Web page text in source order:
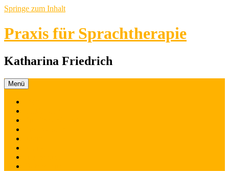
Springe zum Inhalt
Praxis für Sprachtherapie
Katharina Friedrich
Menü